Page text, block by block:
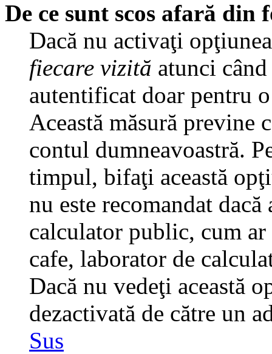
De ce sunt scos afară din
Dacă nu activaţi
fiecare vizită atunci
autentificat doar pentru
Această măsură previne
contul dumneavoastră.
timpul, bifaţi această
nu este recomandat
calculator public, cum
cafe, laborator de
Dacă nu vedeţi această
dezactivată de către un
Sus